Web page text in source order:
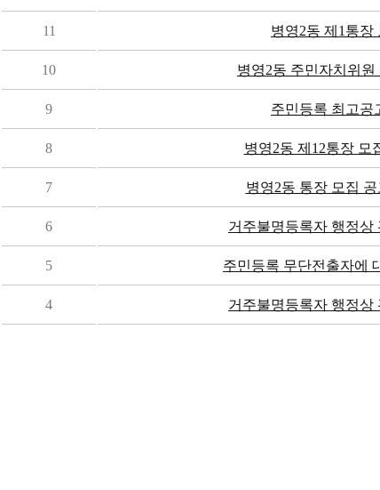
11 병영2동 제1통장
10 병영2동 주민자치위원
9 주민등록 최고공
8 병영2동 제12통장 모
7 병영2동 통장 모집
6 거주불명등록자 행정상
5 주민등록 무단전출자에
4 거주불명등록자 행정상